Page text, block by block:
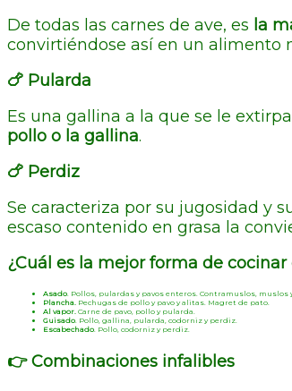
De todas las carnes de ave, es la
convirtiéndose así en un alimento
🍗 Pularda
Es una gallina a la que se le
pollo o la gallina.
🍗 Perdiz
Se caracteriza por su jugosidad y
escaso contenido en grasa la
¿Cuál es la mejor forma de
Asado . Pollos, pulardas y pavos enteros. Contramuslos, muslos
Plancha. Pechugas de pollo y pavo y alitas. Magret de pato.
Al vapor. Carne de pavo, pollo y pularda.
Guisado . Pollo, gallina, pularda, codorniz y perdiz.
Escabechado . Pollo, codorniz y perdiz.
👉 Combinaciones infalibles